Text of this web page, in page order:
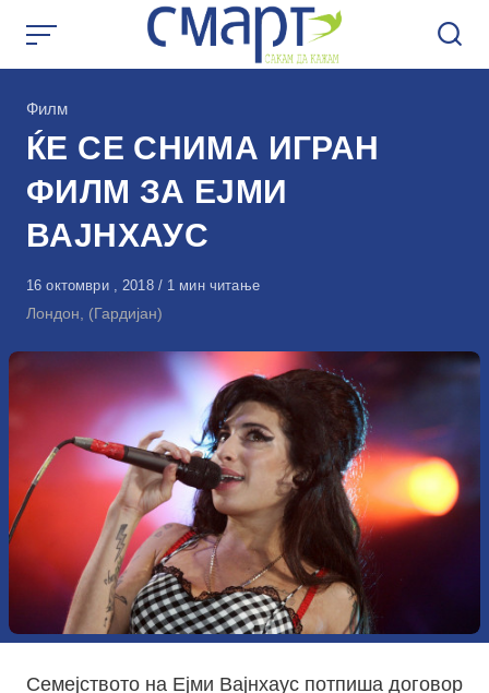
КАтегорија
Филм
ЌЕ СЕ СНИМА ИГРАН
ФИЛМ ЗА ЕЈМИ
ВАЈНХАУС
Објавено
на
16 октомври , 2018 1 мин читање
Лондон, (Гардијан)
Семејството на Ејми Вајнхаус потпиша договор